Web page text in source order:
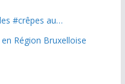
#crêpes au…
Région Bruxelloise